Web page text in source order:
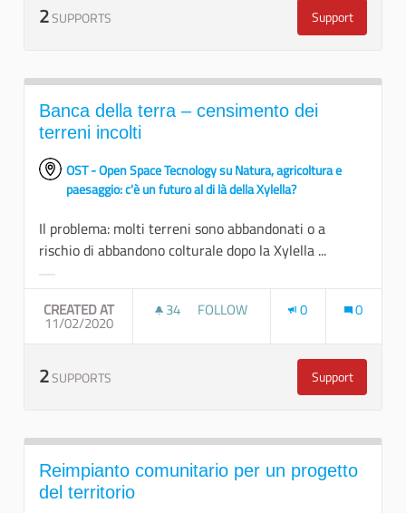
2SUPPORTS Support
Promuovere
Banca della terra – censimento dei
terreni incolti
OST - Open Space Tecnology su Natura, agricoltura e
paesaggio: c'è un futuro al di là della Xylella?
Il problema: molti terreni sono abbandonati o a
rischio di abbandono colturale dopo la Xylella ...
CREATED AT
11/02/2020
34 34 FOLLOWERS
FOLLOW 0 0
2SUPPORTS Support
Banca della
Reimpianto comunitario per un progetto
del territorio